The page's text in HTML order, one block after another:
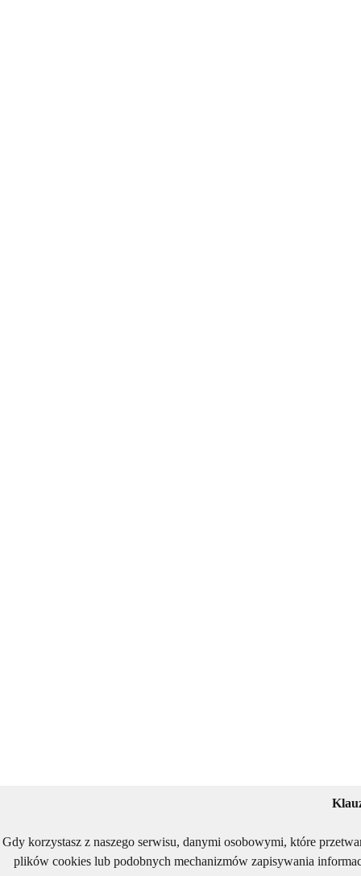
Gdy korzystasz z naszego serwisu, danymi osobowymi, które
plików cookies lub podobnych mechanizmów zapisywania